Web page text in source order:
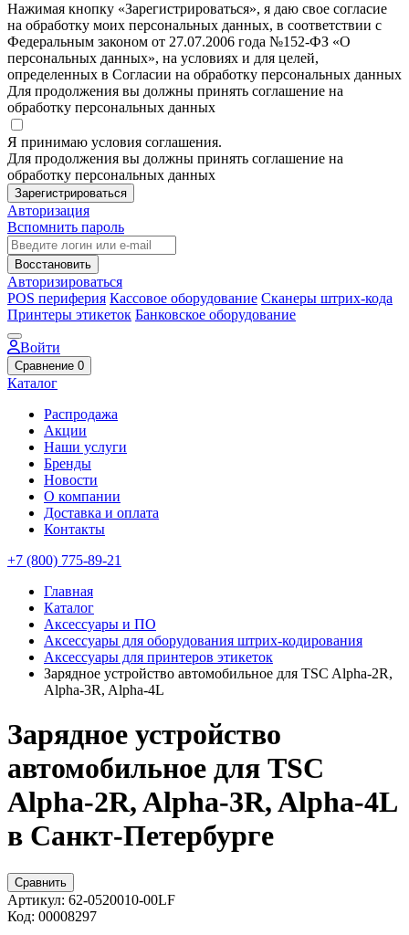
Нажимая кнопку «Зарегистрироваться», я даю свое согласие
на обработку моих персональных данных, в соответствии с
Федеральным законом от 27.07.2006 года №152-ФЗ «О
персональных данных», на условиях и для целей,
определенных в Согласии на обработку персональных данных
Для продолжения вы должны принять соглашение на
обработку персональных данных
Я принимаю условия соглашения.
Для продолжения вы должны принять соглашение на
обработку персональных данных
Зарегистрироваться
Авторизация
Вспомнить пароль
Восстановить
Авторизироваться
POS периферия Кассовое оборудование Сканеры штрих-кода
Принтеры этикеток Банковское оборудование
Войти
Сравнение 0
Каталог
Распродажа
Акции
Наши услуги
Бренды
Новости
О компании
Доставка и оплата
Контакты
+7 (800) 775-89-21
Главная
Каталог
Аксессуары и ПО
Аксессуары для оборудования штрих-кодирования
Аксессуары для принтеров этикеток
Зарядное устройство автомобильное для TSC Alpha-2R,
Alpha-3R, Alpha-4L
Зарядное устройство
автомобильное для TSC
Alpha-2R, Alpha-3R, Alpha-4L
в Санкт-Петербурге
Сравнить
Артикул: 62-0520010-00LF
Код: 00008297